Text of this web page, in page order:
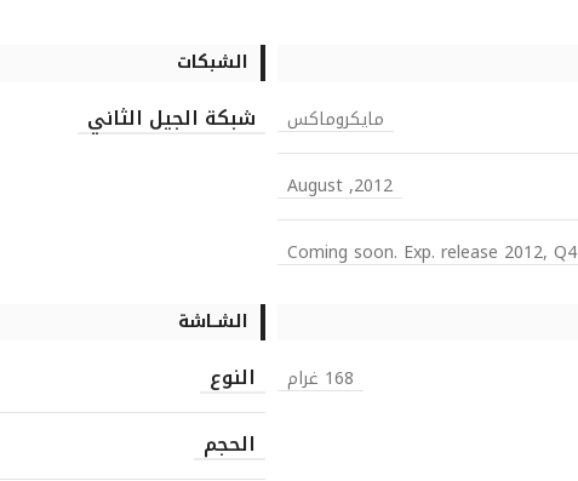
مايكروماكس
2012, August
Coming soon. Exp. release 2012, Q4
الشبكات
شبكة الجيل الثاني
168 غرام
الشــاشة
النوع
الحجم